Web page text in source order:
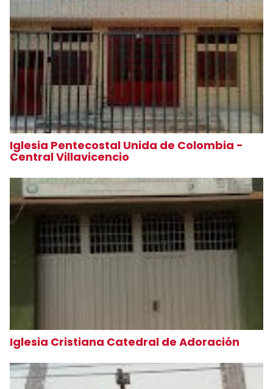
Iglesia Pentecostal Unida de Colombia -
Central Villavicencio
Iglesia Cristiana Catedral de Adoración